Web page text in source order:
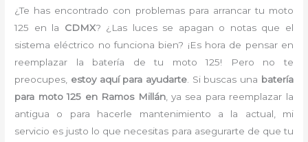
¿Te has encontrado con problemas para arrancar tu moto
125 en la CDMX? ¿Las luces se apagan o notas que el
sistema eléctrico no funciona bien? ¡Es hora de pensar en
reemplazar la batería de tu moto 125! Pero no te
preocupes, estoy aquí para ayudarte. Si buscas una batería
para moto 125 en Ramos Millán, ya sea para reemplazar la
antigua o para hacerle mantenimiento a la actual, mi
servicio es justo lo que necesitas para asegurarte de que tu